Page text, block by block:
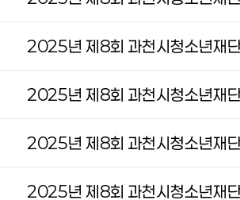
2025년 제8회 과천시청소년재